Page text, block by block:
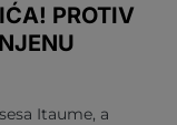
PROTIV
Itaume, a